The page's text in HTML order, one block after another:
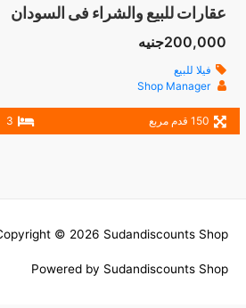
عقارات للبيع والشراء فى السودان
200,000جنيه
فيلا للبيع
Shop Manager
150 قدم مربع 3
Copyright © 2026Sudandiscounts Shop
Powered bySudandiscounts Shop